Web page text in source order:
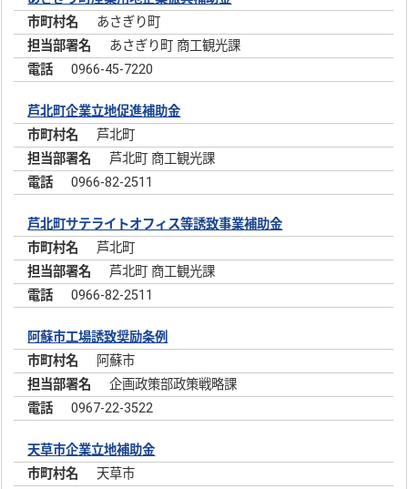
あさぎり町
あさぎり町 商工観光課
0966-45-7220
芦北町企業立地促進補助金
芦北町
芦北町 商工観光課
0966-82-2511
芦北町サテライトオフィス等誘致事業補助金
芦北町
芦北町 商工観光課
0966-82-2511
阿蘇市工場誘致奨励条例
阿蘇市
企画政策部政策戦略課
0967-22-3522
天草市企業立地補助金
天草市